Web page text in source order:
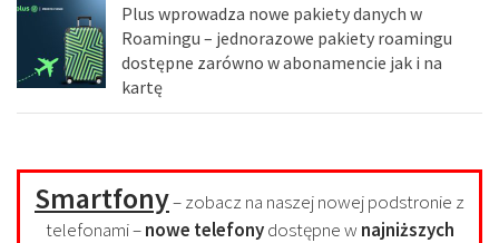
Plus wprowadza nowe pakiety danych w
Roamingu – jednorazowe pakiety roamingu
dostępne zarówno w abonamencie jak i na
kartę
Smartfony– zobacz na naszej nowej podstronie z
telefonami –nowe telefonydostępne w najniższych